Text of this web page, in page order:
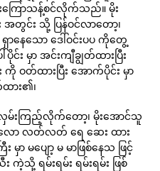
းကြောသန့်စင်လိုက်သည်။ မိုး
အတွင်း သို့ ပြန်ဝင်လာတော့၊
နေသော ဒေါ်ဝင်းပပ ကိုတွေ့
း မှာ အင်းကျီချွတ်ထားပြီး
ဝတ်ထားပြီး အောက်ပိုင်း မှာ
ား၏၊
းကြည့်လိုက်တော့၊ မိုးအောင်သူ
လော လတ်လတ် ရေ ဆေး ထား
ာ မပျော့ မ မာဖြစ်နေသ ဖြင့်
သို့ ရမ်းရမ်း ရမ်းရမ်း ဖြစ်